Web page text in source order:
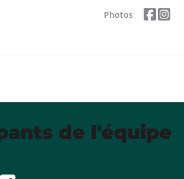
Photos
de l'équipe